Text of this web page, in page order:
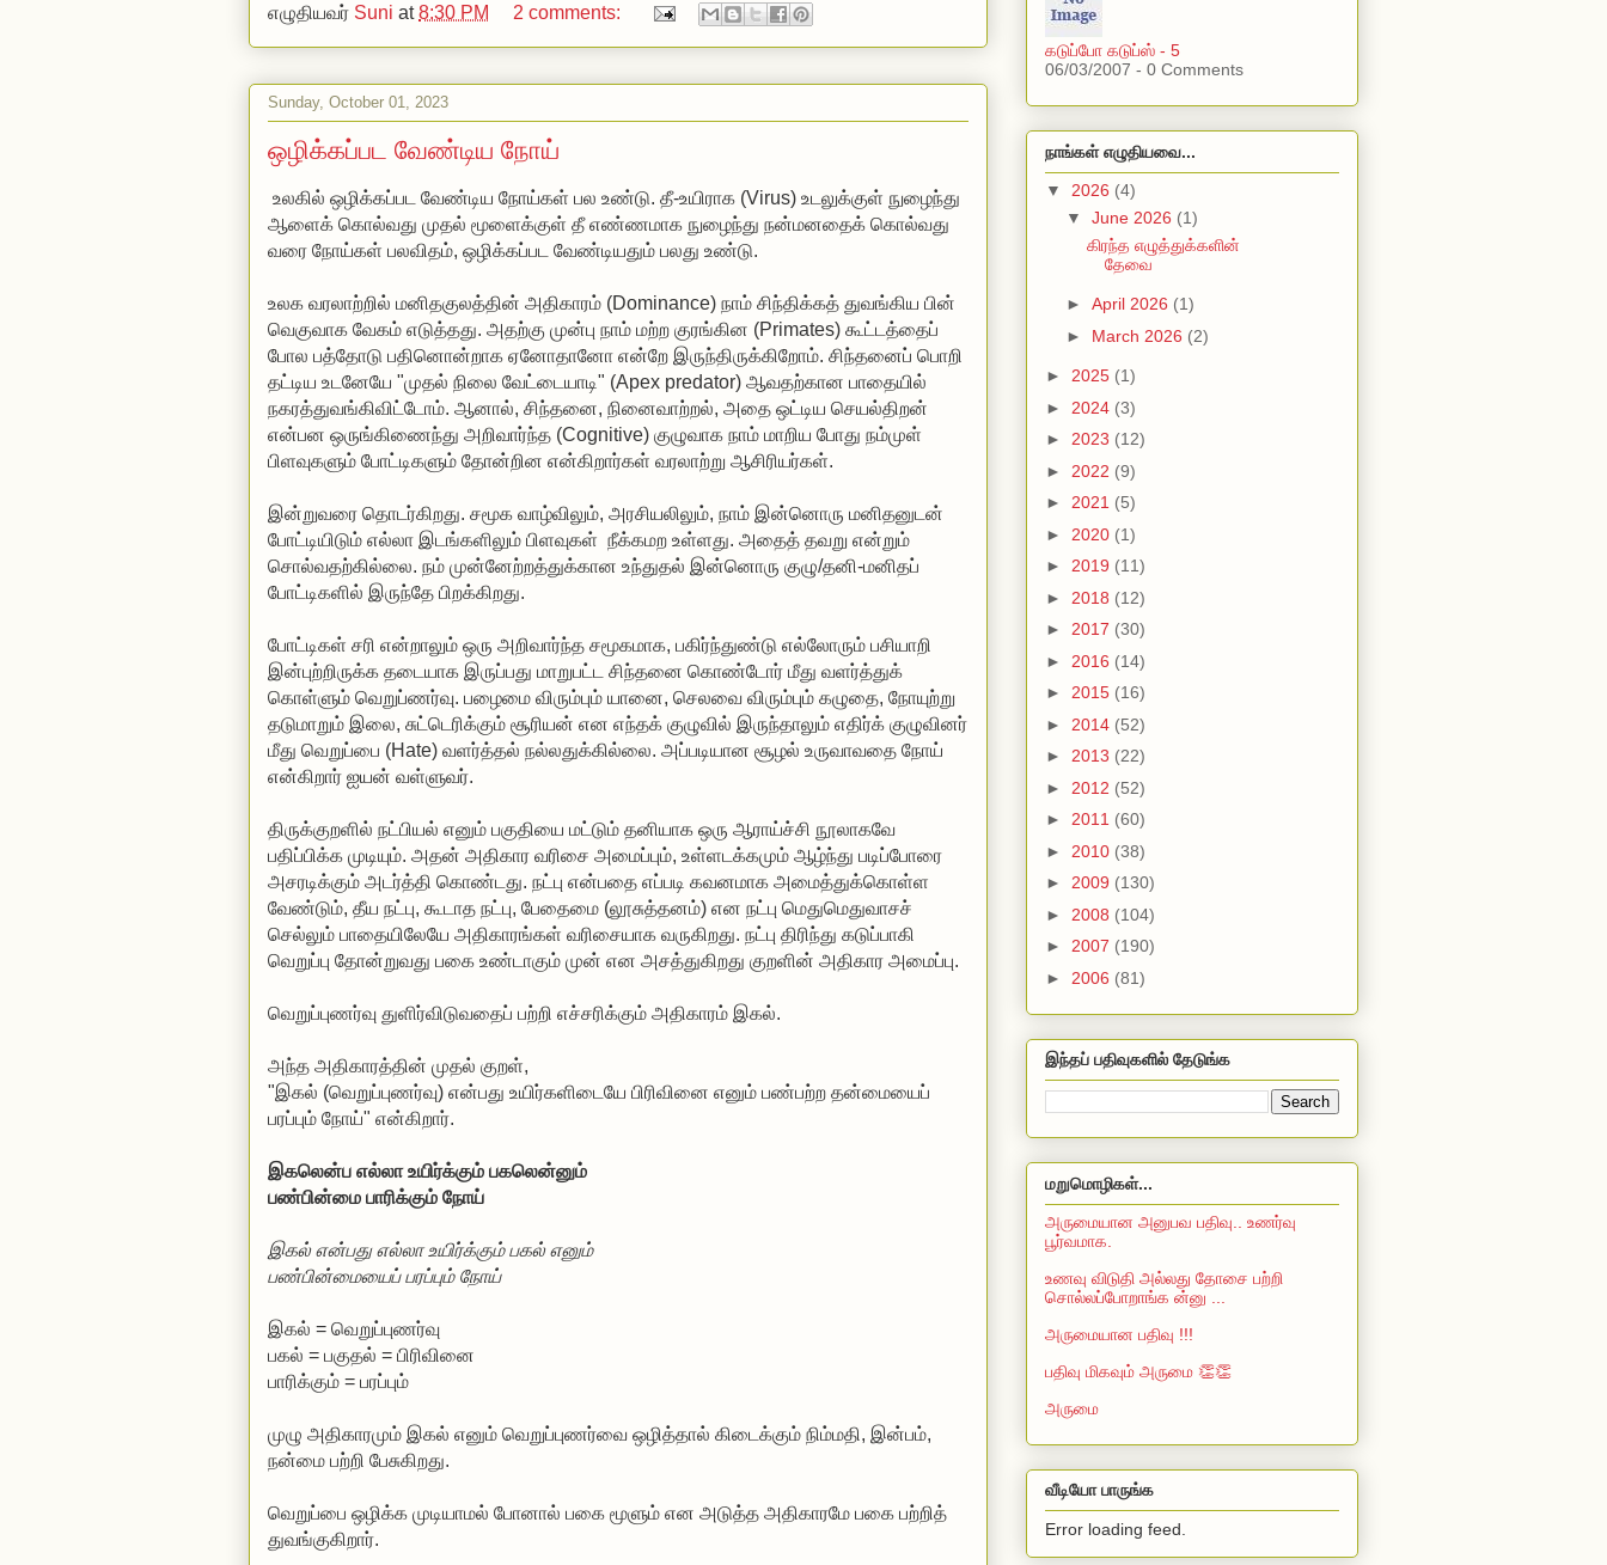
எழுதியவர் Suni at8:30 PM 2 comments:
Sunday, October 01, 2023
ஒழிக்கப்பட வேண்டிய நோய்
உலகில் ஒழிக்கப்பட வேண்டிய நோய்கள் பல உண்டு. தீ-உயிராக (Virus) உடலுக்குள் நுழைந்து
ஆளைக் கொல்வது முதல் மூளைக்குள் தீ எண்ணமாக நுழைந்து நன்மனதைக் கொல்வது
வரை நோய்கள் பலவிதம், ஒழிக்கப்பட வேண்டியதும் பலது உண்டு.
உலக வரலாற்றில் மனிதகுலத்தின் அதிகாரம் (Dominance) நாம் சிந்திக்கத் துவங்கிய பின்
வெகுவாக வேகம் எடுத்தது. அதற்கு முன்பு நாம் மற்ற குரங்கின (Primates) கூட்டத்தைப்
போல பத்தோடு பதினொன்றாக ஏனோதானோ என்றே இருந்திருக்கிறோம். சிந்தனைப் பொறி
தட்டிய உடனேயே "முதல் நிலை வேட்டையாடி" (Apex predator) ஆவதற்கான பாதையில்
நகரத்துவங்கிவிட்டோம். ஆனால், சிந்தனை, நினைவாற்றல், அதை ஒட்டிய செயல்திறன்
என்பன ஒருங்கிணைந்து அறிவார்ந்த (Cognitive) குழுவாக நாம் மாறிய போது நம்முள்
பிளவுகளும் போட்டிகளும் தோன்றின என்கிறார்கள் வரலாற்று ஆசிரியர்கள்.
இன்றுவரை தொடர்கிறது. சமூக வாழ்விலும், அரசியலிலும், நாம் இன்னொரு மனிதனுடன்
போட்டியிடும் எல்லா இடங்களிலும் பிளவுகள் நீக்கமற உள்ளது. அதைத் தவறு என்றும்
சொல்வதற்கில்லை. நம் முன்னேற்றத்துக்கான உந்துதல் இன்னொரு குழு/தனி-மனிதப்
போட்டிகளில் இருந்தே பிறக்கிறது.
போட்டிகள் சரி என்றாலும் ஒரு அறிவார்ந்த சமூகமாக, பகிர்ந்துண்டு எல்லோரும் பசியாறி
இன்புற்றிருக்க தடையாக இருப்பது மாறுபட்ட சிந்தனை கொண்டோர் மீது வளர்த்துக்
கொள்ளும் வெறுப்ணர்வு. பழைமை விரும்பும் யானை, செலவை விரும்பும் கழுதை, நோயுற்று
தடுமாறும் இலை, சுட்டெரிக்கும் சூரியன் என எந்தக் குழுவில் இருந்தாலும் எதிர்க் குழுவினர்
மீது வெறுப்பை (Hate) வளர்த்தல் நல்லதுக்கில்லை. அப்படியான சூழல் உருவாவதை நோய்
என்கிறார் ஐயன் வள்ளுவர்.
திருக்குறளில் நட்பியல் எனும் பகுதியை மட்டும் தனியாக ஒரு ஆராய்ச்சி நூலாகவே
பதிப்பிக்க முடியும். அதன் அதிகார வரிசை அமைப்பும், உள்ளடக்கமும் ஆழ்ந்து படிப்போரை
அசரடிக்கும் அடர்த்தி கொண்டது. நட்பு என்பதை எப்படி கவனமாக அமைத்துக்கொள்ள
வேண்டும், தீய நட்பு, கூடாத நட்பு, பேதைமை (லூசுத்தனம்) என நட்பு மெதுமெதுவாசச்
செல்லும் பாதையிலேயே அதிகாரங்கள் வரிசையாக வருகிறது. நட்பு திரிந்து கடுப்பாகி
வெறுப்பு தோன்றுவது பகை உண்டாகும் முன் என அசத்துகிறது குறளின் அதிகார அமைப்பு.
வெறுப்புணர்வு துளிர்விடுவதைப் பற்றி எச்சரிக்கும் அதிகாரம் இகல்.
அந்த அதிகாரத்தின் முதல் குறள்,
"இகல் (வெறுப்புணர்வு) என்பது உயிர்களிடையே பிரிவினை எனும் பண்பற்ற தன்மையைப்
பரப்பும் நோய்" என்கிறார்.
இகலென்ப எல்லா உயிர்க்கும் பகலென்னும்
பண்பின்மை பாரிக்கும் நோய்
இகல் என்பது எல்லா உயிர்க்கும் பகல் எனும்
பண்பின்மையைப் பரப்பும் நோய்
இகல் = வெறுப்புணர்வு
பகல் = பகுதல் = பிரிவினை
பாரிக்கும் = பரப்பும்
முழு அதிகாரமும் இகல் எனும் வெறுப்புணர்வை ஒழித்தால் கிடைக்கும் நிம்மதி, இன்பம்,
நன்மை பற்றி பேசுகிறது.
வெறுப்பை ஒழிக்க முடியாமல் போனால் பகை மூளும் என அடுத்த அதிகாரமே பகை பற்றித்
துவங்குகிறார்.
கடுப்போ கடுப்ஸ் - 5
06/03/2007 - 0 Comments
நாங்கள் எழுதியவை...
▼ 2026 (4)
▼ June 2026 (1)
கிரந்த எழுத்துக்களின்
தேவை
► April 2026 (1)
► March 2026 (2)
► 2025 (1)
► 2024 (3)
► 2023 (12)
► 2022 (9)
► 2021 (5)
► 2020 (1)
► 2019 (11)
► 2018 (12)
► 2017 (30)
► 2016 (14)
► 2015 (16)
► 2014 (52)
► 2013 (22)
► 2012 (52)
► 2011 (60)
► 2010 (38)
► 2009 (130)
► 2008 (104)
► 2007 (190)
► 2006 (81)
இந்தப் பதிவுகளில் தேடுங்க
மறுமொழிகள்...
அருமையான அனுபவ பதிவு.. உணர்வு
பூர்வமாக.
உணவு விடுதி அல்லது தோசை பற்றி
சொல்லப்போறாங்க ன்னு ...
அருமையான பதிவு !!!
பதிவு மிகவும் அருமை 👏👏
அருமை
வீடியோ பாருங்க
Error loading feed.